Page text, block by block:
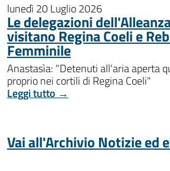
lunedì 20 Luglio 2026
Le delegazioni
visitano Regina Coeli e
Femminile
Anastasìa: "Detenuti all'aria aperta
proprio nei cortili di Regina Coeli"
Leggi tutto →
Vai all'Archivio Notizie ed